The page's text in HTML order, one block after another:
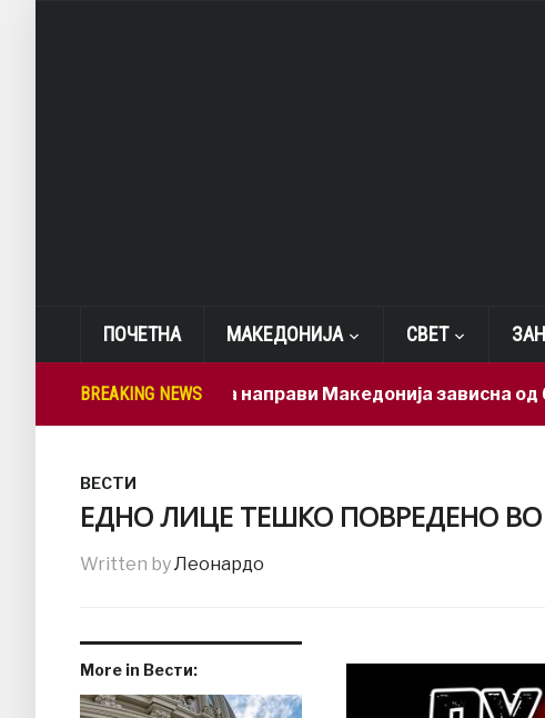
ПОЧЕТНА МАКЕДОНИЈА СВЕТ
BREAKING NEWS
Мицкоски ја направи Македонија зависна од брзи
ВЕСТИ
ЕДНО ЛИЦЕ ТЕШКО ПОВРЕДЕНО
Written byЛеонардо
More in Вести: